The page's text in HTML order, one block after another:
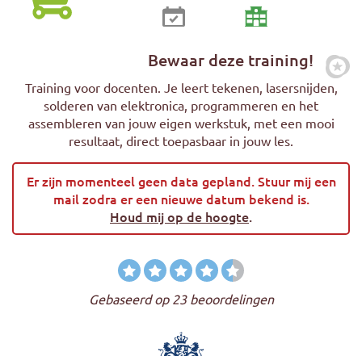
Bewaar deze training!
Training voor docenten. Je leert tekenen, lasersnijden,
solderen van elektronica, programmeren en het
assembleren van jouw eigen werkstuk, met een mooi
resultaat, direct toepasbaar in jouw les.
Er zijn momenteel geen data gepland. Stuur mij een
mail zodra er een nieuwe datum bekend is.
Houd mij op de hoogte.
Gebaseerd op 23 beoordelingen